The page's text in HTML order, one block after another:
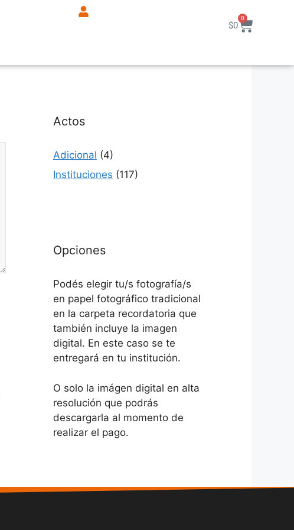
$0
0
Actos
Adicional (4)
Instituciones (117)
Opciones
Podés elegir tu/s fotografía/s
en papel fotográfico tradicional
en la carpeta recordatoria que
también incluye la imagen
digital. En este caso se te
entregará en tu institución.
O solo la imágen digital en alta
resolución que podrás
descargarla al momento de
realizar el pago.